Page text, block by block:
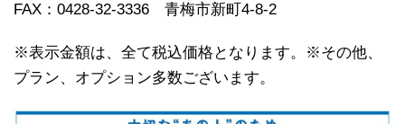
FAX：0428-32-3336 青梅市新町4-8-2
※表示金額は、全て税込価格となります。※その他、
プラン、オプション多数ございます。